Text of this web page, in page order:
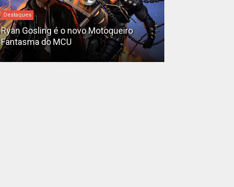
Destaques
Ryan Gosling é o novo Motoqueiro
Fantasma do MCU